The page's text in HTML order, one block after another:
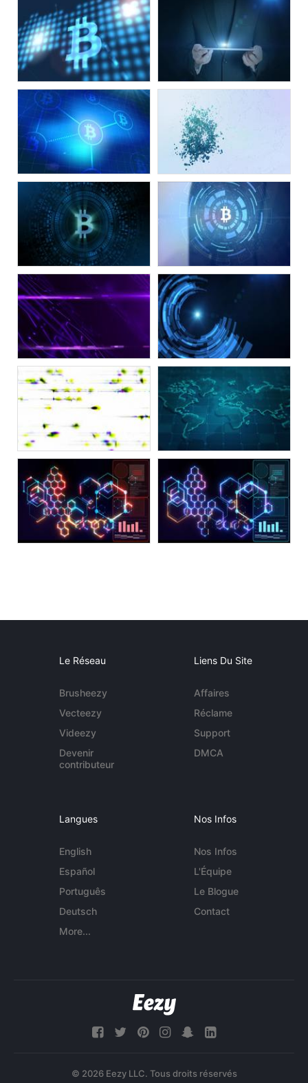
Le Réseau
Brusheezy
Vecteezy
Videezy
Devenir
contributeur
Liens Du Site
Affaires
Réclame
Support
DMCA
Langues
English
Español
Português
Deutsch
More...
Nos Infos
Nos Infos
L'Équipe
Le Blogue
Contact
© 2026 Eezy LLC. Tous droits réservés